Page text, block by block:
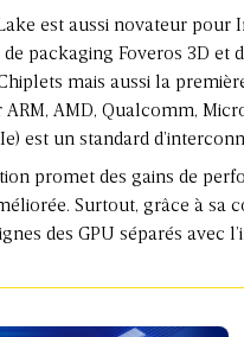
est aussi novateur pour
packaging Foveros 3D et
mais aussi la
AMD, Qualcomm,
est un standard
promet des gains de
Surtout, grâce à sa
des GPU séparés avec